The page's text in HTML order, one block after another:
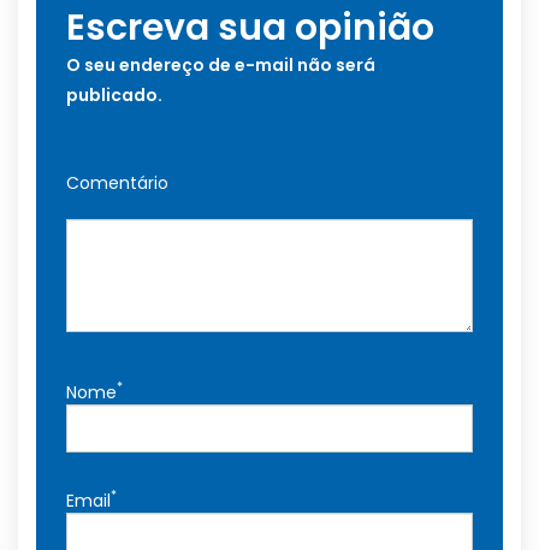
Escreva sua opinião
O seu endereço de e-mail não será
publicado.
Comentário
Nome*
Email*